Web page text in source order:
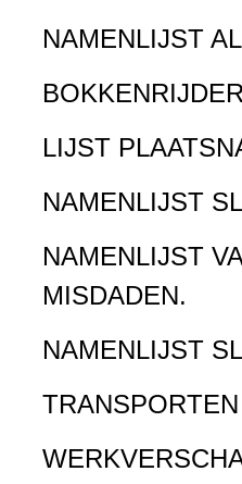
NAMENLIJST
LIJST
NAMENLIJST
NAMENLIJST
MISDADEN.
NAMENLIJST